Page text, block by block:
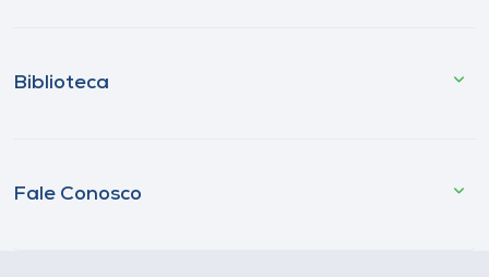
Biblioteca
Fale Conosco